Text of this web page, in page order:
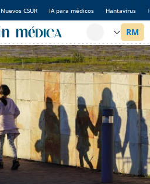
Nuevos CSUR IA para médicos Hantavirus